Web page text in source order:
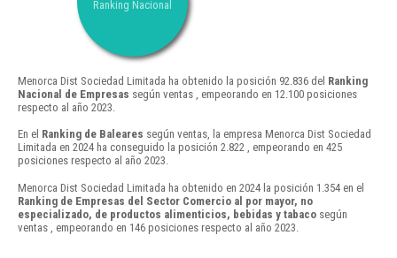
Ranking Nacional
Menorca Dist Sociedad Limitada ha obtenido la posición 92.836 del Ranking
Nacional de Empresas según ventas , empeorando en 12.100 posiciones
respecto al año 2023.
En el Ranking de Baleares según ventas, la empresa Menorca Dist Sociedad
Limitada en 2024 ha conseguido la posición 2.822 , empeorando en 425
posiciones respecto al año 2023.
Menorca Dist Sociedad Limitada ha obtenido en 2024 la posición 1.354 en el
Ranking de Empresas del Sector Comercio al por mayor, no
especializado, de productos alimenticios, bebidas y tabaco según
ventas , empeorando en 146 posiciones respecto al año 2023.